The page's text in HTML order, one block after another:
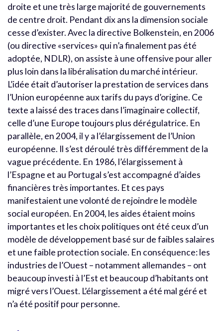
droite et une très large majorité de gouvernements
de centre droit. Pendant dix ans la dimension sociale
cesse d’exister. Avec la directive Bolkenstein, en 2006
(ou directive «services» qui n’a finalement pas été
adoptée, NDLR), on assiste à une offensive pour aller
plus loin dans la libéralisation du marché intérieur.
L’idée était d’autoriser la prestation de services dans
l’Union européenne aux tarifs du pays d’origine. Ce
texte a laissé des traces dans l’imaginaire collectif,
celle d’une Europe toujours plus dérégulatrice. En
parallèle, en 2004, il y a l’élargissement de l’Union
européenne. Il s’est déroulé très différemment de la
vague précédente. En 1986, l’élargissement à
l’Espagne et au Portugal s’est accompagné d’aides
financières très importantes. Et ces pays
manifestaient une volonté de rejoindre le modèle
social européen. En 2004, les aides étaient moins
importantes et les choix politiques ont été ceux d’un
modèle de développement basé sur de faibles salaires
et une faible protection sociale. En conséquence: les
industries de l’Ouest – notamment allemandes – ont
beaucoup investi à l’Est et beaucoup d’habitants ont
migré vers l’Ouest. L’élargissement a été mal géré et
n’a été positif pour personne.